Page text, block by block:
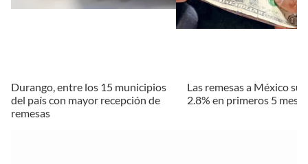
Durango, entre los 15 municipios
del país con mayor recepción de
remesas
Las remesas a México
2.8% en primeros 5